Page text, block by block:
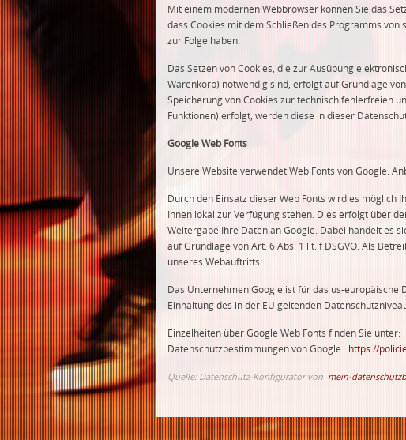
Mit einem modernen Webbrowser können Sie das
dass Cookies mit dem Schließen des Programms
zur Folge haben.
Das Setzen von Cookies, die zur Ausübung
Warenkorb) notwendig sind, erfolgt auf Grundlage
Speicherung von Cookies zur technisch fehlerfreien
Funktionen) erfolgt, werden diese in dieser
Google Web Fonts
Unsere Website verwendet Web Fonts von Google.
Durch den Einsatz dieser Web Fonts wird es
Ihnen lokal zur Verfügung stehen. Dies erfolgt über
Weitergabe Ihre Daten an Google. Dabei handelt es
auf Grundlage von Art. 6 Abs. 1 lit. f DSGVO. Als
unseres Webauftritts.
Das Unternehmen Google ist für das us-
Einhaltung des in der EU geltenden
Einzelheiten über Google Web Fonts finden Sie unter:
Datenschutzbestimmungen von Google: https://
Quelle: Datenschutz-Konfigurator von mein-